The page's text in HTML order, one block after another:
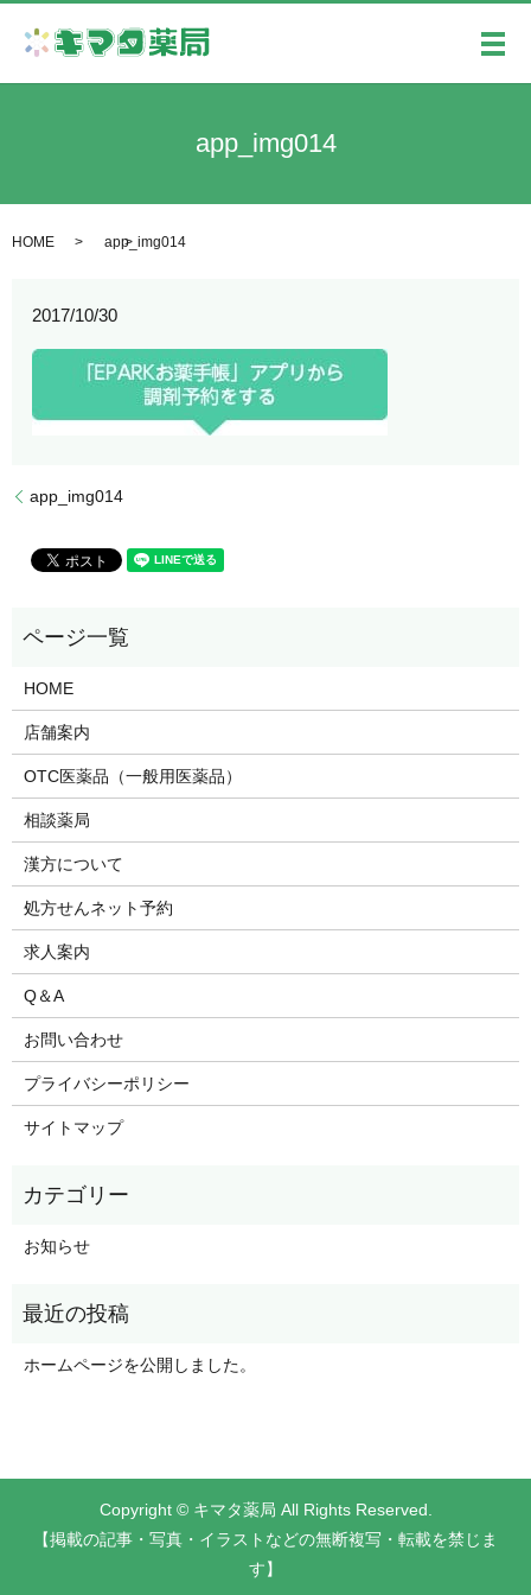
メ
app_img014
HOME app_img014
2017/10/30
app_img014
HOME
店舗案内
OTC医薬品（一般用医薬品）
相談薬局
漢方について
処方せんネット予約
求人案内
Q＆A
お問い合わせ
プライバシーポリシー
サイトマップ
お知らせ
ホームページを公開しました。
Copyright © キマタ薬局 All Rights Reserved.
【掲載の記事・写真・イラストなどの無断複写・転載を禁じま
す】